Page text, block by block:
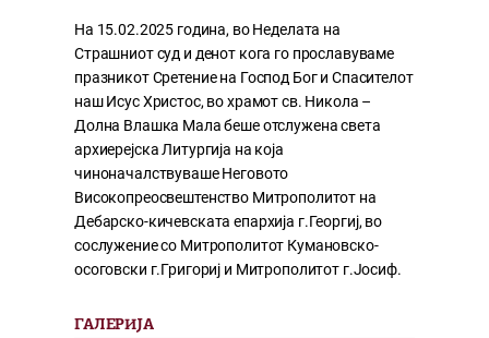
На 15.02.2025 година, во Неделата на
Страшниот суд и денот кога го прославуваме
празникот Сретение на Господ Бог и Спасителот
наш Исус Христос, во храмот св. Никола –
Долна Влашка Мала беше отслужена света
архиерејска Литургија на која
чиноначалствуваше Неговото
Високопреосвештенство Митрополитот на
Дебарско-кичевската епархија г.Георгиј, во
сослужение со Митрополитот Кумановско-
осоговски г.Григориј и Митрополитот г.Јосиф.